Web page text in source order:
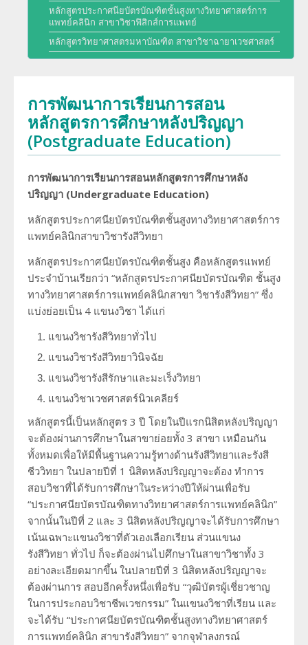
งานด้านประกันคุณภาพ QA และ HA
โครงสร้างทางกายภาพ
ประวัติโรงเรียนรังสีเทคนิค (หลักสูตรนี้ได้ปิดทำการเรียนการสอนแล้ว)
ประวัตินักรังสีเทคนิค
ประวัตินักฟิสิกส์การแพทย์
ประวัติพยาบาลกับงานทางรังสีวิทยา
แพทย์ประจำบ้านต่อยอด
ทุนวิจัยและเงินสนับสนุน
จริยธรรมการวิจัย
หลักสูตรประกาศนียบัตรบัณฑิตชั้นสูงทางวิทยาศาสตร์การ
แพทย์คลินิก สาขาวิชาฟิสิกส์การแพทย์
หลักสูตรวิทยาศาสตรมหาบัณฑิต สาขาวิชาฉายาเวชศาสตร์
การพัฒนาการเรียนการสอน
หลักสูตรการศึกษาหลังปริญญา
(Postgraduate Education)
การพัฒนาการเรียนการสอนหลักสูตรการศึกษาหลัง
ปริญญา (Undergraduate Education)
หลักสูตรประกาศนียบัตรบัณฑิตชั้นสูงทางวิทยาศาสตร์การ
แพทย์คลินิกสาขาวิชารังสีวิทยา
หลักสูตรประกาศนียบัตรบัณฑิตชั้นสูง คือหลักสูตรแพทย์
ประจำบ้านเรียกว่า “หลักสูตรประกาศนียบัตรบัณฑิต ชั้นสูง
ทางวิทยาศาสตร์การแพทย์คลินิกสาขา วิชารังสีวิทยา” ซึ่ง
แบ่งย่อยเป็น 4 แขนงวิชา ได้แก่
แขนงวิชารังสีวิทยาทั่วไป
แขนงวิชารังสีวิทยาวินิจฉัย
แขนงวิชารังสีรักษาและมะเร็งวิทยา
แขนงวิชาเวชศาสตร์นิวเคลียร์
หลักสูตรนี้เป็นหลักสูตร 3 ปี โดยในปีแรกนิสิตหลังปริญญา
จะต้องผ่านการศึกษาในสาขาย่อยทั้ง 3 สาขา เหมือนกัน
ทั้งหมดเพื่อให้มีพื้นฐานความรู้ทางด้านรังสีวิทยาและรังสี
ชีววิทยา ในปลายปีที่ 1 นิสิตหลังปริญญาจะต้อง ทำการ
สอบวิชาที่ได้รับการศึกษาในระหว่างปีให้ผ่านเพื่อรับ
“ประกาศนียบัตรบัณฑิตทางวิทยาศาสตร์การแพทย์คลินิก”
จากนั้นในปีที่ 2 และ 3 นิสิตหลังปริญญาจะได้รับการศึกษา
เน้นเฉพาะแขนงวิชาที่ตัวเองเลือกเรียน ส่วนแขนง
รังสีวิทยา ทั่วไป ก็จะต้องผ่านไปศึกษาในสาขาวิชาทั้ง 3
อย่างละเอียดมากขึ้น ในปลายปีที่ 3 นิสิตหลังปริญญาจะ
ต้องผ่านการ สอบอีกครั้งหนึ่งเพื่อรับ “วุฒิบัตรผู้เชี่ยวชาญ
ในการประกอบวิชาชีพเวชกรรม” ในแขนงวิชาที่เรียน และ
จะได้รับ “ประกาศนียบัตรบัณฑิตชั้นสูงทางวิทยาศาสตร์
การแพทย์คลินิก สาขารังสีวิทยา” จากจุฬาลงกรณ์